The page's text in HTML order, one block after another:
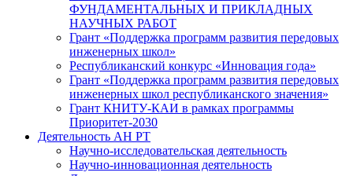
ФУНДАМЕНТАЛЬНЫХ И ПРИКЛАДНЫХ
НАУЧНЫХ РАБОТ
Грант «Поддержка программ развития передовых
инженерных школ»
Республиканский конкурс «Инновация года»
Грант «Поддержка программ развития передовых
инженерных школ республиканского значения»
Грант КНИТУ-КАИ в рамках программы
Приоритет-2030
Деятельность АН РТ
Научно-исследовательская деятельность
Научно-инновационная деятельность